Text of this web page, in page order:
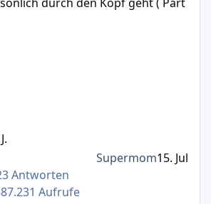
Antworten
Aufrufe
Supermom15. Jul